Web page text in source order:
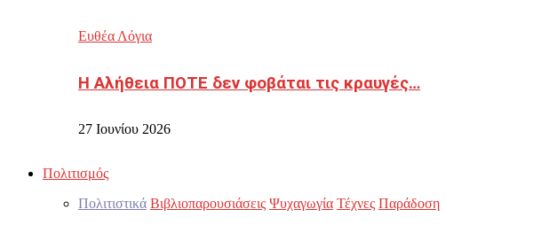
Ευθέα Λόγια
Η Αλήθεια ΠΟΤΕ δεν φοβάται τις κραυγές…
27 Ιουνίου 2026
Πολιτισμός
Πολιτιστικά Βιβλιοπαρουσιάσεις Ψυχαγωγία Τέχνες Παράδοση